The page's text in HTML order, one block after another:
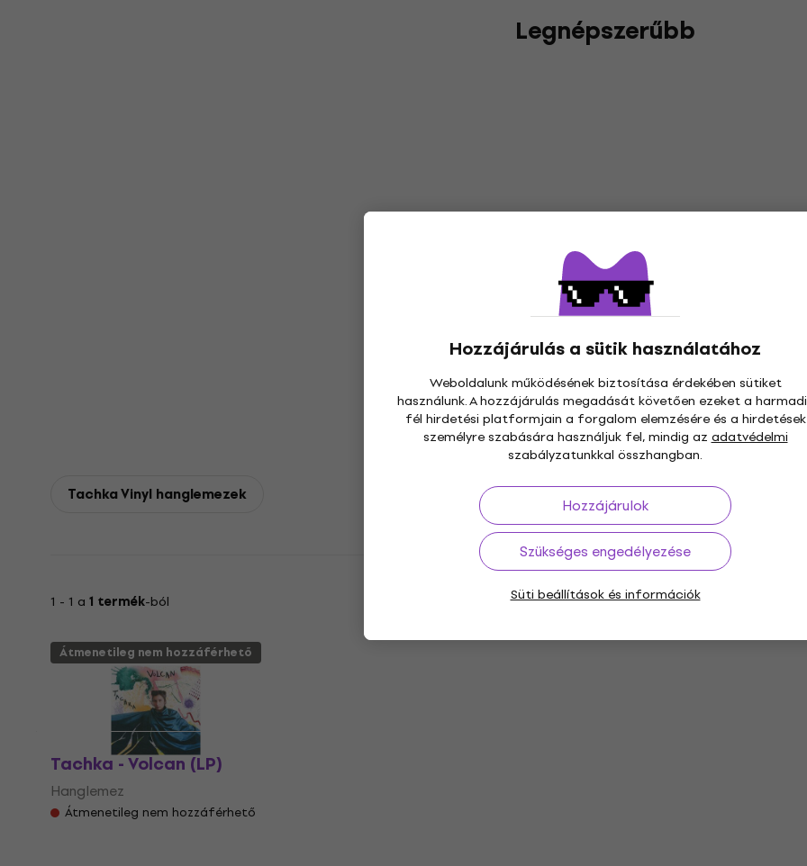
Hozzájárulás a sütik használatához
Weboldalunk működésének biztosítása érdekében sütiket
használunk. A hozzájárulás megadását követően ezeket a
fél hirdetési platformjain a forgalom elemzésére és a hirdetések
személyre szabására használjuk fel, mindig az adatvédelmi
szabályzatunkkal összhangban.
Hozzájárulok
Szükséges engedélyezése
Süti beállítások és információk
Legnépszerűbb
Tachka Vinyl hanglemezek
1 - 1 a 1 termék-ból
Átmenetileg nem hozzáférhető
Tachka - Volcan (LP)
Hanglemez
Átmenetileg nem hozzáférhető